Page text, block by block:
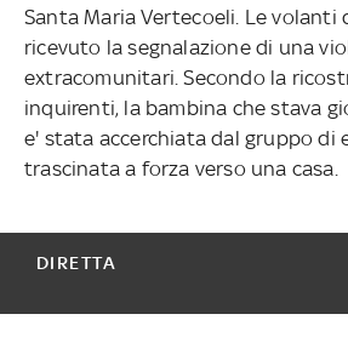
Santa Maria Vertecoeli. Le volanti
ricevuto la segnalazione di una
extracomunitari. Secondo la
inquirenti, la bambina che stava
e' stata accerchiata dal gruppo di
trascinata a forza verso una casa.
DIRETTA